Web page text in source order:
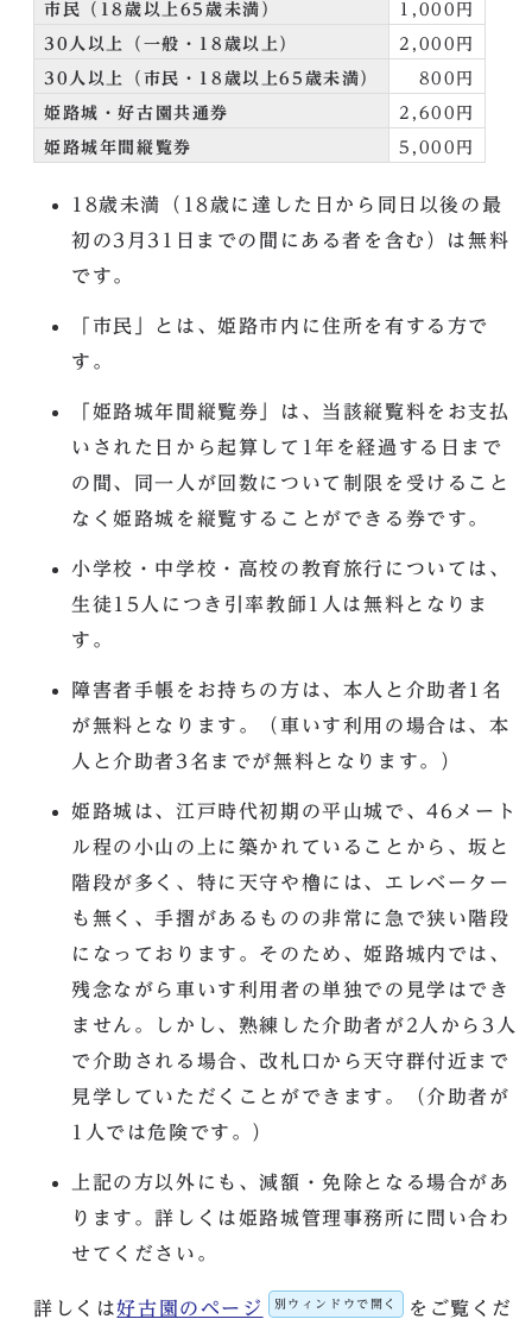
市民（18歳以上65歳未満） 1,000円
30人以上（一般・18歳以上） 2,000円
30人以上（市民・18歳以上65歳未満） 800円
姫路城・好古園共通券 2,600円
姫路城年間縦覧券 5,000円
18歳未満（18歳に達した日から同日以後の最
初の3月31日までの間にある者を含む）は無料
です。
「市民」とは、姫路市内に住所を有する方で
す。
「姫路城年間縦覧券」は、当該縦覧料をお支払
いされた日から起算して1年を経過する日まで
の間、同一人が回数について制限を受けること
なく姫路城を縦覧することができる券です。
小学校・中学校・高校の教育旅行については、
生徒15人につき引率教師1人は無料となりま
す。
障害者手帳をお持ちの方は、本人と介助者1名
が無料となります。（車いす利用の場合は、本
人と介助者3名までが無料となります。）
姫路城は、江戸時代初期の平山城で、46メート
ル程の小山の上に築かれていることから、坂と
階段が多く、特に天守や櫓には、エレベーター
も無く、手摺があるものの非常に急で狭い階段
になっております。そのため、姫路城内では、
残念ながら車いす利用者の単独での見学はでき
ません。しかし、熟練した介助者が2人から3人
で介助される場合、改札口から天守群付近まで
見学していただくことができます。（介助者が
1人では危険です。）
上記の方以外にも、減額・免除となる場合があ
ります。詳しくは姫路城管理事務所に問い合わ
せてください。
詳しくは好古園のページ 別ウィンドウで開く
をご覧くだ